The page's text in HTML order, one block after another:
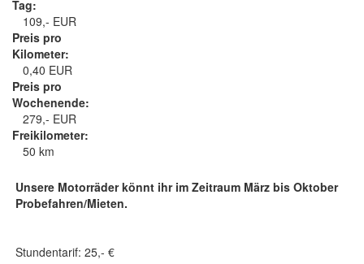
Tag:
109,- EUR
Preis pro
Kilometer:
0,40 EUR
Preis pro
Wochenende:
279,- EUR
Freikilometer:
50 km
Unsere Motorräder könnt ihr im Zeitraum März bis Oktober
Probefahren/Mieten.
Stundentarif: 25,- €